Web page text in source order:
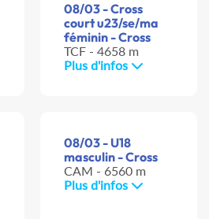
08/03 - Cross
court u23/se/ma
féminin - Cross
TCF - 4658 m
Plus d'infos
08/03 - U18
masculin - Cross
CAM - 6560 m
Plus d'infos